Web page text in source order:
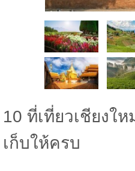
10 ที่เที่ยวเชียงใ
เก็บให้ครบ